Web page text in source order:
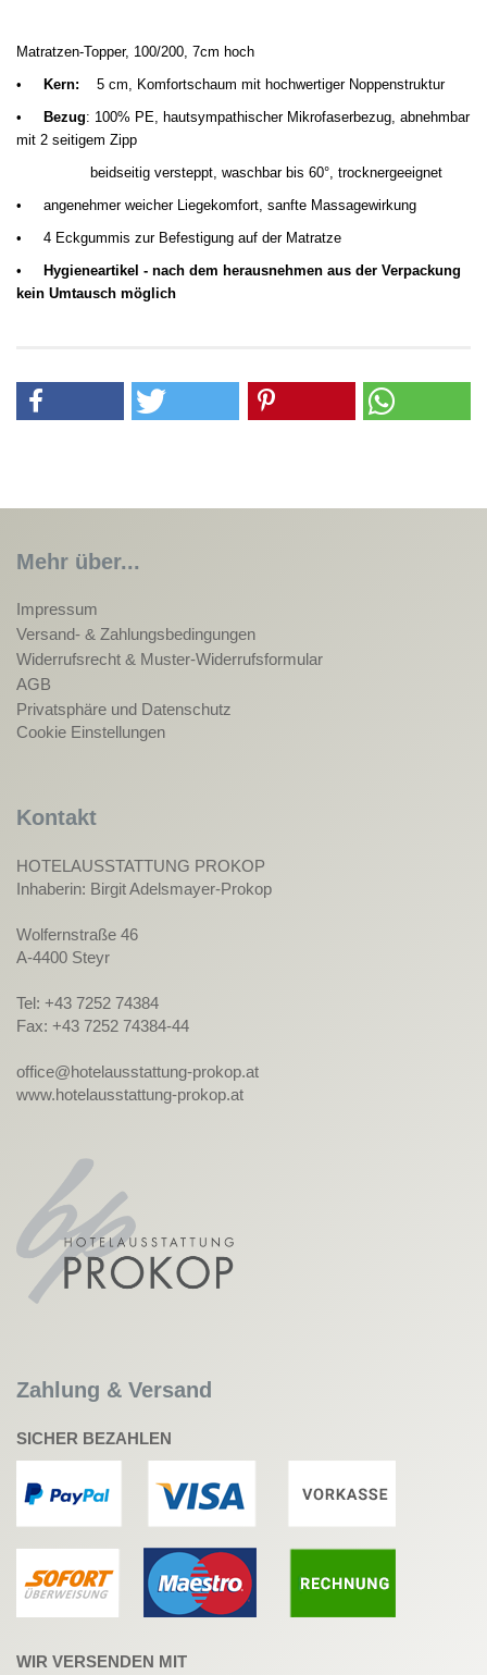
Matratzen-Topper, 100/200, 7cm hoch
•
Kern: 5 cm, Komfortschaum mit hochwertiger Noppenstruktur
•
Bezug: 100% PE, hautsympathischer Mikrofaserbezug, abnehmbar
mit 2 seitigem Zipp
beidseitig versteppt, waschbar bis 60°, trocknergeeignet
•
angenehmer weicher Liegekomfort, sanfte Massagewirkung
•
4 Eckgummis zur Befestigung auf der Matratze
•
Hygieneartikel - nach dem herausnehmen aus der Verpackung
kein Umtausch möglich
Mehr über...
Impressum
Versand- & Zahlungsbedingungen
Widerrufsrecht & Muster-Widerrufsformular
AGB
Privatsphäre und Datenschutz
Cookie Einstellungen
Kontakt
HOTELAUSSTATTUNG PROKOP
Inhaberin: Birgit Adelsmayer-Prokop
Wolfernstraße 46
A-4400 Steyr
Tel: +43 7252 74384
Fax: +43 7252 74384-44
office@hotelausstattung-prokop.at
www.hotelausstattung-prokop.at
Zahlung & Versand
SICHER BEZAHLEN
WIR VERSENDEN MIT